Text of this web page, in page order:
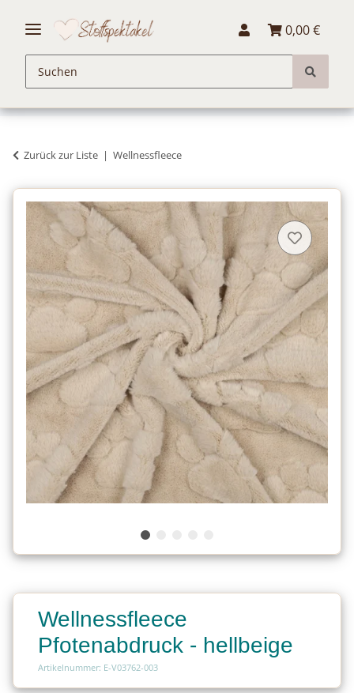
0,00 €
Zurück zur Liste Wellnessfleece
Wellnessfleece
Pfotenabdruck - hellbeige
Artikelnummer: E-V03762-003